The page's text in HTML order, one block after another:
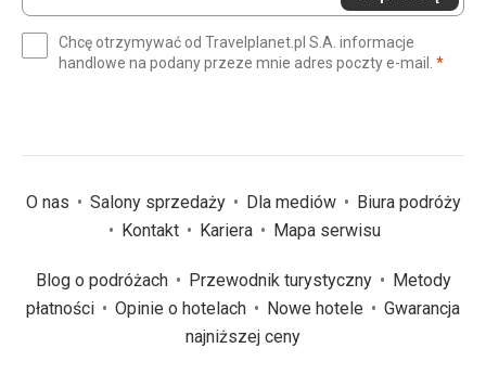
(wymagane)
Chcę otrzymywać od Travelplanet.pl S.A. informacje
handlowe na podany przeze mnie adres poczty e-mail. *
O nas Salony sprzedaży Dla mediów
Biura podróży
Kontakt
Kariera Mapa serwisu
Blog o podróżach Przewodnik turystyczny
Metody
płatności
Opinie o hotelach Nowe hotele
Gwarancja
najniższej ceny